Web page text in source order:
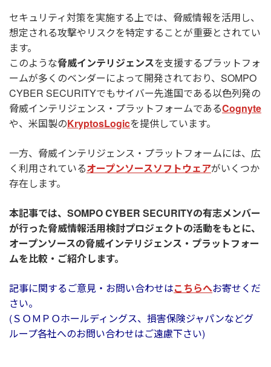
セキュリティ対策を実施する上では、脅威情報を活用し、
想定される攻撃やリスクを特定することが重要とされてい
ます。
このような脅威インテリジェンスを支援するプラットフォ
ームが多くのベンダーによって開発されており、SOMPO
CYBER SECURITYでもサイバー先進国である以色列発の
脅威インテリジェンス・プラットフォームであるCognyte
や、米国製のKryptosLogicを提供しています。
一方、脅威インテリジェンス・プラットフォームには、広
く利用されているオープンソースソフトウェアがいくつか
存在します。
本記事では、SOMPO CYBER SECURITYの有志メンバー
が行った脅威情報活用検討プロジェクトの活動をもとに、
オープンソースの脅威インテリジェンス・プラットフォー
ムを比較・ご紹介します。
記事に関するご意見・お問い合わせはこちらへお寄せくだ
さい。
(ＳＯＭＰＯホールディングス、損害保険ジャパンなどグ
ループ各社へのお問い合わせはご遠慮下さい)